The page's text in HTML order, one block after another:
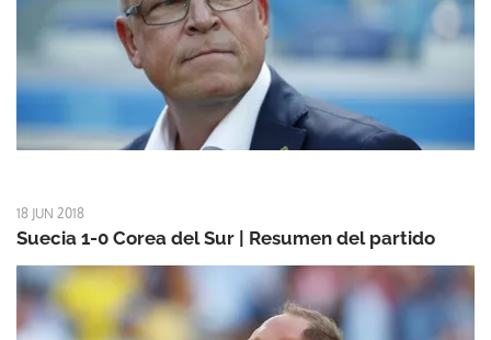
18 JUN 2018
Suecia 1-0 Corea del Sur | Resumen del partido